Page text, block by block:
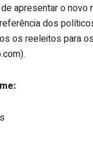
apresentar o
dos
os reeleitos para